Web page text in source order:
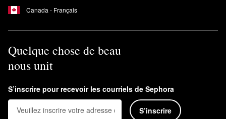
Canada - Français
Quelque chose de beau
nous unit
S’inscrire pour recevoir les courriels de Sephora
S’inscrire